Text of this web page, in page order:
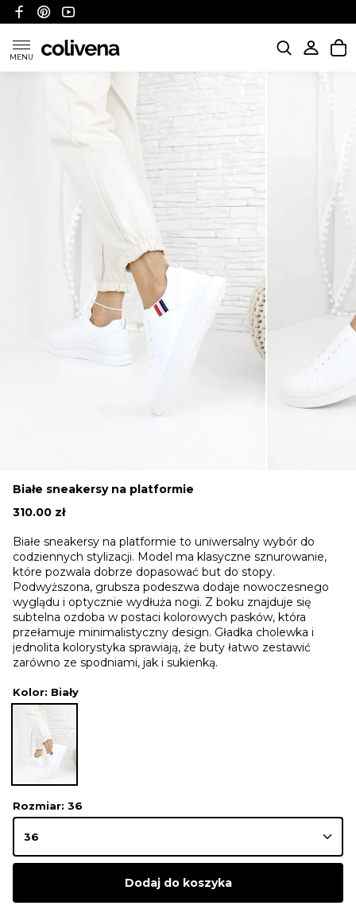
MENU
KATEGORIE
POLITYKA ZWROTÓW I REFUNDACJI
Białe sneakersy na platformie
310.00 zł
Białe sneakersy na platformie to uniwersalny wybór do
codziennych stylizacji. Model ma klasyczne sznurowanie,
które pozwala dobrze dopasować but do stopy.
Podwyższona, grubsza podeszwa dodaje nowoczesnego
wyglądu i optycznie wydłuża nogi. Z boku znajduje się
subtelna ozdoba w postaci kolorowych pasków, która
przełamuje minimalistyczny design. Gładka cholewka i
jednolita kolorystyka sprawiają, że buty łatwo zestawić
zarówno ze spodniami, jak i sukienką.
Kolor: Biały
Rozmiar: 36
Dodaj do koszyka